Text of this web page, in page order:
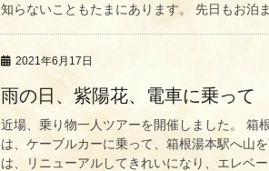
知らないこともたまにあります。 先日もお泊
2021年6月17日
雨の日、紫陽花、電車に乗って
近場、乗り物一人ツアーを開催しました。 箱
は、ケーブルカーに乗って、箱根湯本駅へ山
は、リニューアルしてきれいになり、エレベ